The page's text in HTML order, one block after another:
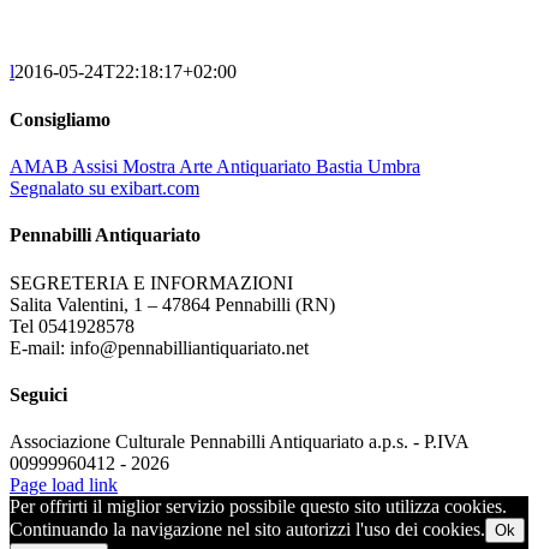
l2016-05-24T22:18:17+02:00
Consigliamo
AMAB Assisi Mostra Arte Antiquariato Bastia Umbra
Segnalato su exibart.com
Pennabilli Antiquariato
SEGRETERIA E INFORMAZIONI
Salita Valentini, 1 – 47864 Pennabilli (RN)
Tel 0541928578
E-mail: info@pennabilliantiquariato.net
Seguici
Associazione Culturale Pennabilli Antiquariato a.p.s. - P.IVA
00999960412 - 2026
Page load link
Per offrirti il miglior servizio possibile questo sito utilizza cookies.
Continuando la navigazione nel sito autorizzi l'uso dei cookies. Ok